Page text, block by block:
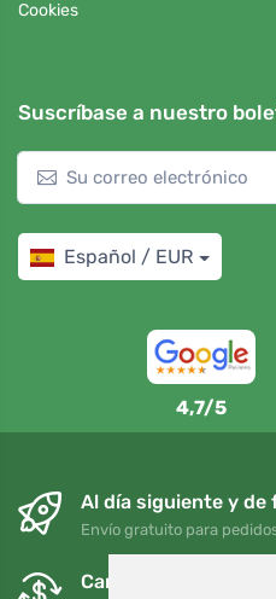
Cookies
Suscríbase a nuestro
Español / EUR
4,7/5
Al día siguiente y
Envío gratuito para
Cambios y